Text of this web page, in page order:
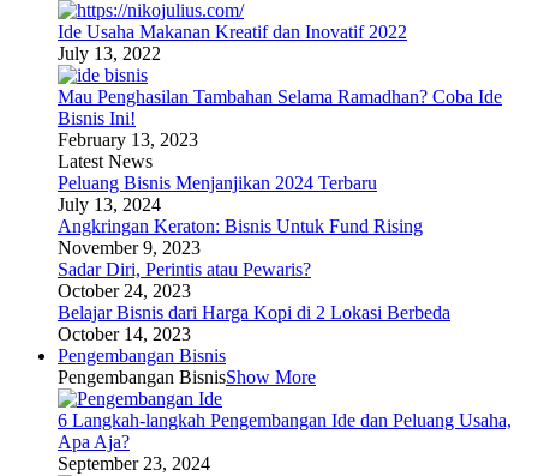
Ide Usaha Makanan Kreatif dan Inovatif 2022
July 13, 2022
Mau Penghasilan Tambahan Selama Ramadhan? Coba Ide
Bisnis Ini!
February 13, 2023
Latest News
Peluang Bisnis Menjanjikan 2024 Terbaru
July 13, 2024
Angkringan Keraton: Bisnis Untuk Fund Rising
November 9, 2023
Sadar Diri, Perintis atau Pewaris?
October 24, 2023
Belajar Bisnis dari Harga Kopi di 2 Lokasi Berbeda
October 14, 2023
Pengembangan Bisnis
Pengembangan BisnisShow More
6 Langkah-langkah Pengembangan Ide dan Peluang Usaha,
Apa Aja?
September 23, 2024